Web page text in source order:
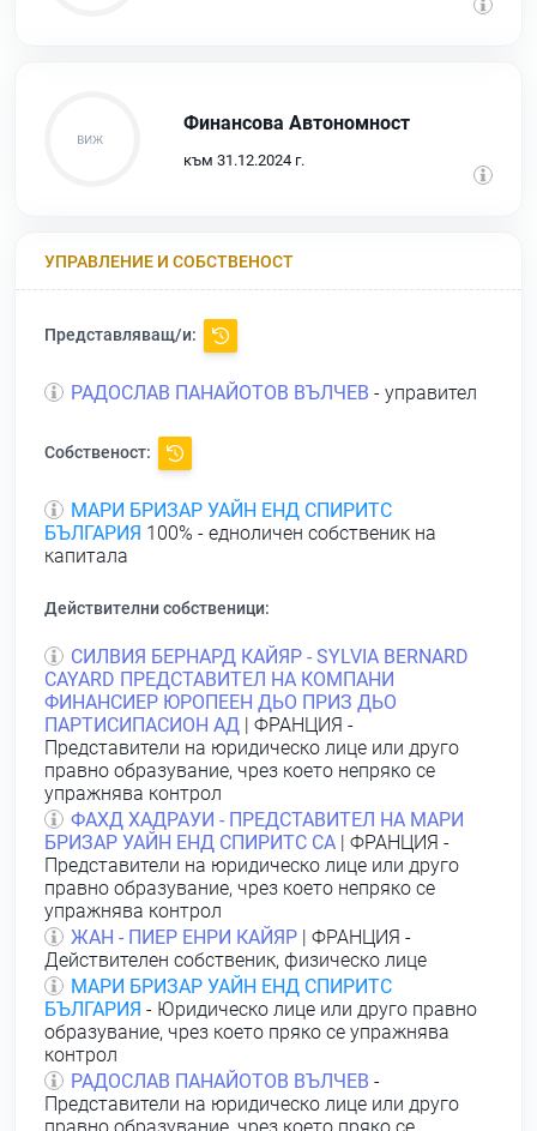
Финансова Автономност
към 31.12.2024 г.
УПРАВЛЕНИЕ И СОБСТВЕНОСТ
Представляващ/и:
РАДОСЛАВ ПАНАЙОТОВ ВЪЛЧЕВ - управител
Собственост:
МАРИ БРИЗАР УАЙН ЕНД СПИРИТС
БЪЛГАРИЯ 100% - едноличен собственик на
капитала
Действителни собственици:
СИЛВИЯ БЕРНАРД КАЙЯР - SYLVIA ВERNARD
СAYARD ПРЕДСТАВИТЕЛ НА КОМПАНИ
ФИНАНСИЕР ЮРОПЕЕН ДЬО ПРИЗ ДЬО
ПАРТИСИПАСИОН АД | ФРАНЦИЯ -
Представители на юридическо лице или друго
правно образувание, чрез което непряко се
упражнява контрол
ФАХД ХАДРАУИ - ПРЕДСТАВИТЕЛ НА МАРИ
БРИЗАР УАЙН ЕНД СПИРИТС СА | ФРАНЦИЯ -
Представители на юридическо лице или друго
правно образувание, чрез което непряко се
упражнява контрол
ЖАН - ПИЕР ЕНРИ КАЙЯР | ФРАНЦИЯ -
Действителен собственик, физическо лице
МАРИ БРИЗАР УАЙН ЕНД СПИРИТС
БЪЛГАРИЯ - Юридическо лице или друго правно
образувание, чрез което пряко се упражнява
контрол
РАДОСЛАВ ПАНАЙОТОВ ВЪЛЧЕВ -
Представители на юридическо лице или друго